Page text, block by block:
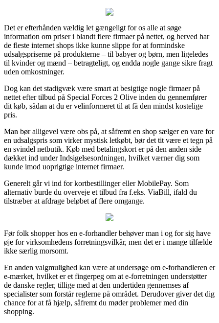
Det er efterhånden vældig let gængeligt for os alle at søge
information om priser i blandt flere firmaer på nettet, og herved har
de fleste internet shops ikke kunne slippe for at formindske
udsalgspriserne på produkterne – til babyer og børn, men ligeledes
til kvinder og mænd – betragteligt, og endda nogle gange sikre fragt
uden omkostninger.
Dog kan det stadigvæk være smart at besigtige nogle firmaer på
nettet efter tilbud på Special Forces 2 Olive inden du gennemfører
dit køb, sådan at du er velinformeret til at få den mindst kostelige
pris.
Man bør alligevel være obs på, at såfremt en shop sælger en vare for
en udsalgspris som virker mystisk letkøbt, bør det tit være et tegn på
en svindel netbutik. Køb med betalingskort er på den anden side
dækket ind under Indsigelsesordningen, hvilket værner dig som
kunde imod uoprigtige internet firmaer.
Generelt går vi ind for kortbestillinger eller MobilePay. Som
alternativ burde du overveje et tilbud fra f.eks. ViaBill, ifald du
tilstræber at afdrage beløbet af flere omgange.
Før folk shopper hos en e-forhandler behøver man i og for sig have
øje for virksomhedens forretningsvilkår, men det er i mange tilfælde
ikke særlig morsomt.
En anden valgmulighed kan være at undersøge om e-forhandleren er
e-mærket, hvilket er et fingerpeg om at e-forretningen understøtter
de danske regler, tillige med at den undertiden gennemses af
specialister som forstår reglerne på området. Derudover giver det dig
chance for at få hjælp, såfremt du møder problemer med din
shopping.